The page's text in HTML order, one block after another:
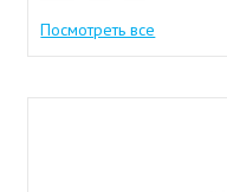
Посмотреть все